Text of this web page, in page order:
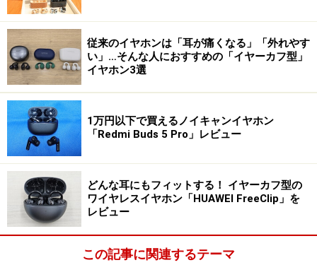
従来のイヤホンは「耳が痛くなる」「外れやす
い」…そんな人におすすめの「イヤーカフ型」
イヤホン3選
1万円以下で買えるノイキャンイヤホン
「Redmi Buds 5 Pro」レビュー
どんな耳にもフィットする！ イヤーカフ型の
ワイヤレスイヤホン「HUAWEI FreeClip」を
レビュー
この記事に関連するテーマ